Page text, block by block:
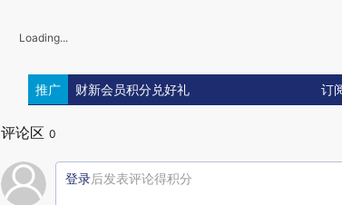
Loading...
推广 财新会员积分兑好礼 订
评论区 0
登录后发表评论得积分